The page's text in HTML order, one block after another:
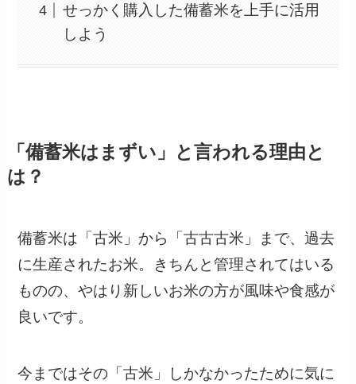
せっかく購入した備蓄米を上手に活用
しよう
「備蓄米はまずい」と言われる理由と
は？
備蓄米は「古米」から「古古古米」まで、過去
に生産されたお米。きちんと管理されてはいる
ものの、やはり新しいお米の方が風味や食感が
良いです。
今まではその「古米」しかなかったために気に